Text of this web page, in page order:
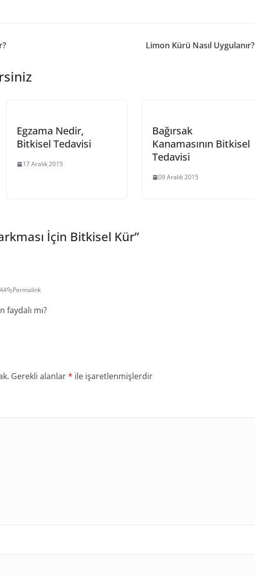
Limon Kürü Nasıl Uygulanır?
Egzama Nedir,
Bitkisel Tedavisi
17 Aralık 2015
Bağırsak
Kanamasının Bitkisel
Tedavisi
09 Aralık 2015
İçin Bitkisel Kür”
Permalink
faydalı mı?
Gerekli alanlar* ile işaretlenmişlerdir